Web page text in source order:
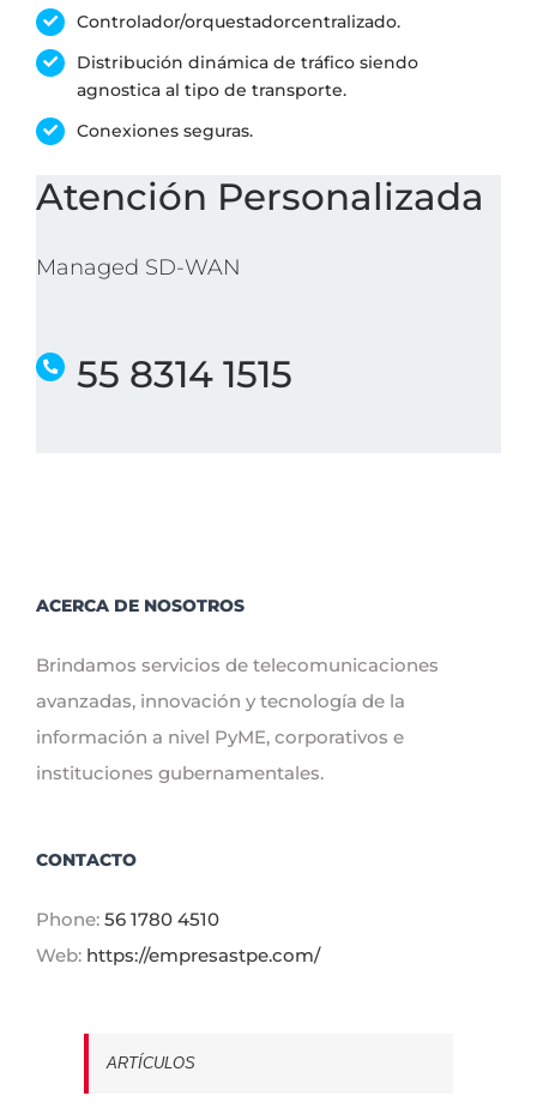
Controlador/orquestadorcentralizado.
Distribución dinámica de tráfico siendo
agnostica al tipo de transporte.
Conexiones seguras.
Atención Personalizada
Managed SD-WAN
55 8314 1515
ACERCA DE NOSOTROS
Brindamos servicios de telecomunicaciones
avanzadas, innovación y tecnología de la
información a nivel PyME, corporativos e
instituciones gubernamentales.
CONTACTO
Phone: 56 1780 4510
Web: https://empresastpe.com/
ARTÍCULOS